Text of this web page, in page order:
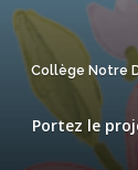
Collège Notre
Portez le